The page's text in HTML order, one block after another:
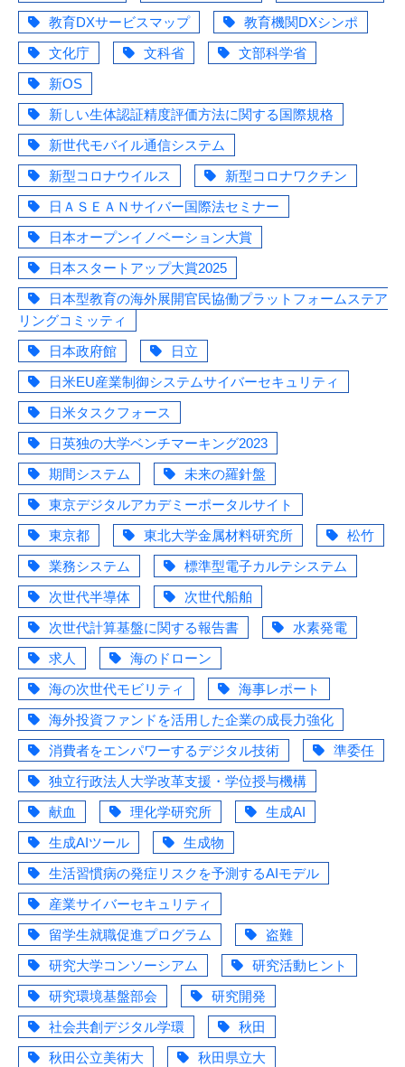
教育DXサービスマップ
教育機関DXシンポ
文化庁
文科省
文部科学省
新OS
新しい生体認証精度評価方法に関する国際規格
新世代モバイル通信システム
新型コロナウイルス
新型コロナワクチン
日ＡＳＥＡＮサイバー国際法セミナー
日本オープンイノベーション大賞
日本スタートアップ大賞2025
日本型教育の海外展開官民協働プラットフォームステア
リングコミッティ
日本政府館
日立
日米EU産業制御システムサイバーセキュリティ
日米タスクフォース
日英独の大学ベンチマーキング2023
期間システム
未来の羅針盤
東京デジタルアカデミーポータルサイト
東京都
東北大学金属材料研究所
松竹
業務システム
標準型電子カルテシステム
次世代半導体
次世代船舶
次世代計算基盤に関する報告書
水素発電
求人
海のドローン
海の次世代モビリティ
海事レポート
海外投資ファンドを活用した企業の成長力強化
消費者をエンパワーするデジタル技術
準委任
独立行政法人大学改革支援・学位授与機構
献血
理化学研究所
生成AI
生成AIツール
生成物
生活習慣病の発症リスクを予測するAIモデル
産業サイバーセキュリティ
留学生就職促進プログラム
盗難
研究大学コンソーシアム
研究活動ヒント
研究環境基盤部会
研究開発
社会共創デジタル学環
秋田
秋田公立美術大
秋田県立大